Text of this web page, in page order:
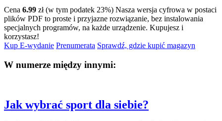
Cena 6.99 zł (w tym podatek 23%) Nasza wersja cyfrowa w postaci
plików PDF to proste i przyjazne rozwiązanie, bez instalowania
specjalnych programów, na każde urządzenie. Kupujesz i
korzystasz!
Kup E-wydanie Prenumerata Sprawdź, gdzie kupić magazyn
W numerze między innymi:
Jak wybrać sport dla siebie?